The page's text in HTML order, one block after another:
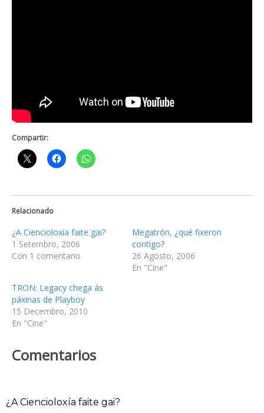
Compartir:
Relacionado
¿A Ciencioloxía faite gai?
1 Setembro, 2006
Con 1 comentario
Megatrón, ¿qué fixeron
contigo?
26 Agosto, 2006
En "Cine"
TRON: Legacy chega ás
páxinas de Playboy
15 Decembro, 2010
En "Cine"
Comentarios
¿A Ciencioloxía faite gai?